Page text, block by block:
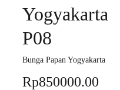
Yogyakarta
P08
Bunga Papan Yogyakarta
Rp850000.00